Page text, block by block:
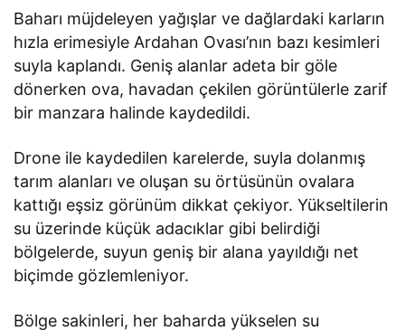
Baharı müjdeleyen yağışlar ve dağlardaki karların
hızla erimesiyle Ardahan Ovası’nın bazı kesimleri
suyla kaplandı. Geniş alanlar adeta bir göle
dönerken ova, havadan çekilen görüntülerle zarif
bir manzara halinde kaydedildi.
Drone ile kaydedilen karelerde, suyla dolanmış
tarım alanları ve oluşan su örtüsünün ovalara
kattığı eşsiz görünüm dikkat çekiyor. Yükseltilerin
su üzerinde küçük adacıklar gibi belirdiği
bölgelerde, suyun geniş bir alana yayıldığı net
biçimde gözlemleniyor.
Bölge sakinleri, her baharda yükselen su